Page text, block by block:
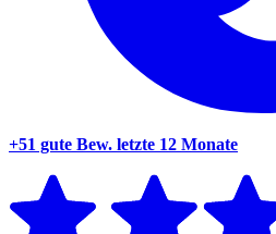
+51 gute Bew. letzte 12 Monate